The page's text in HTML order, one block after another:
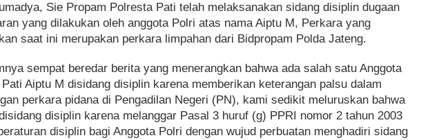
Sie Propam Polresta Pati telah melaksanakan sidang disiplin dugaan
yang dilakukan oleh anggota Polri atas nama Aiptu M, Perkara yang
saat ini merupakan perkara limpahan dari Bidpropam Polda Jateng.
sempat beredar berita yang menerangkan bahwa ada salah satu Anggota
Aiptu M disidang disiplin karena memberikan keterangan palsu dalam
perkara pidana di Pengadilan Negeri (PN), kami sedikit meluruskan bahwa
disiplin karena melanggar Pasal 3 huruf (g) PPRI nomor 2 tahun 2003
disiplin bagi Anggota Polri dengan wujud perbuatan menghadiri sidang